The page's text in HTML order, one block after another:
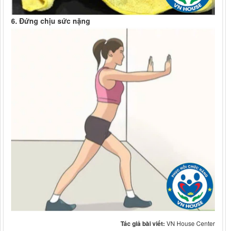
6. Đứng chịu sức nặng
Tác giả bài viết: VN House Center